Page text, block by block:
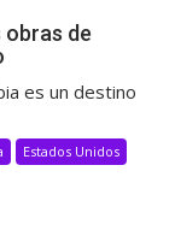
obras de
es un destino
Estados Unidos